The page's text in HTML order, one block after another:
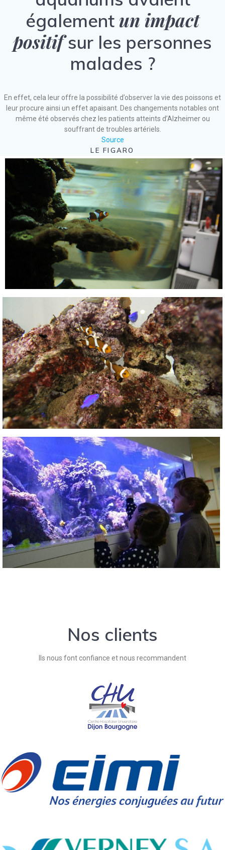
également un impact
positifsur les personnes
malades ?
En effet, cela leur offre la possibilité d’observer la vie des poissons et
leur procure ainsi un effet apaisant. Des changements notables ont
même été observés chez les patients atteints d’Alzheimer ou
souffrant de troubles artériels.
Source
LE FIGARO
Nos clients
Ils nous font confiance et nous recommandent